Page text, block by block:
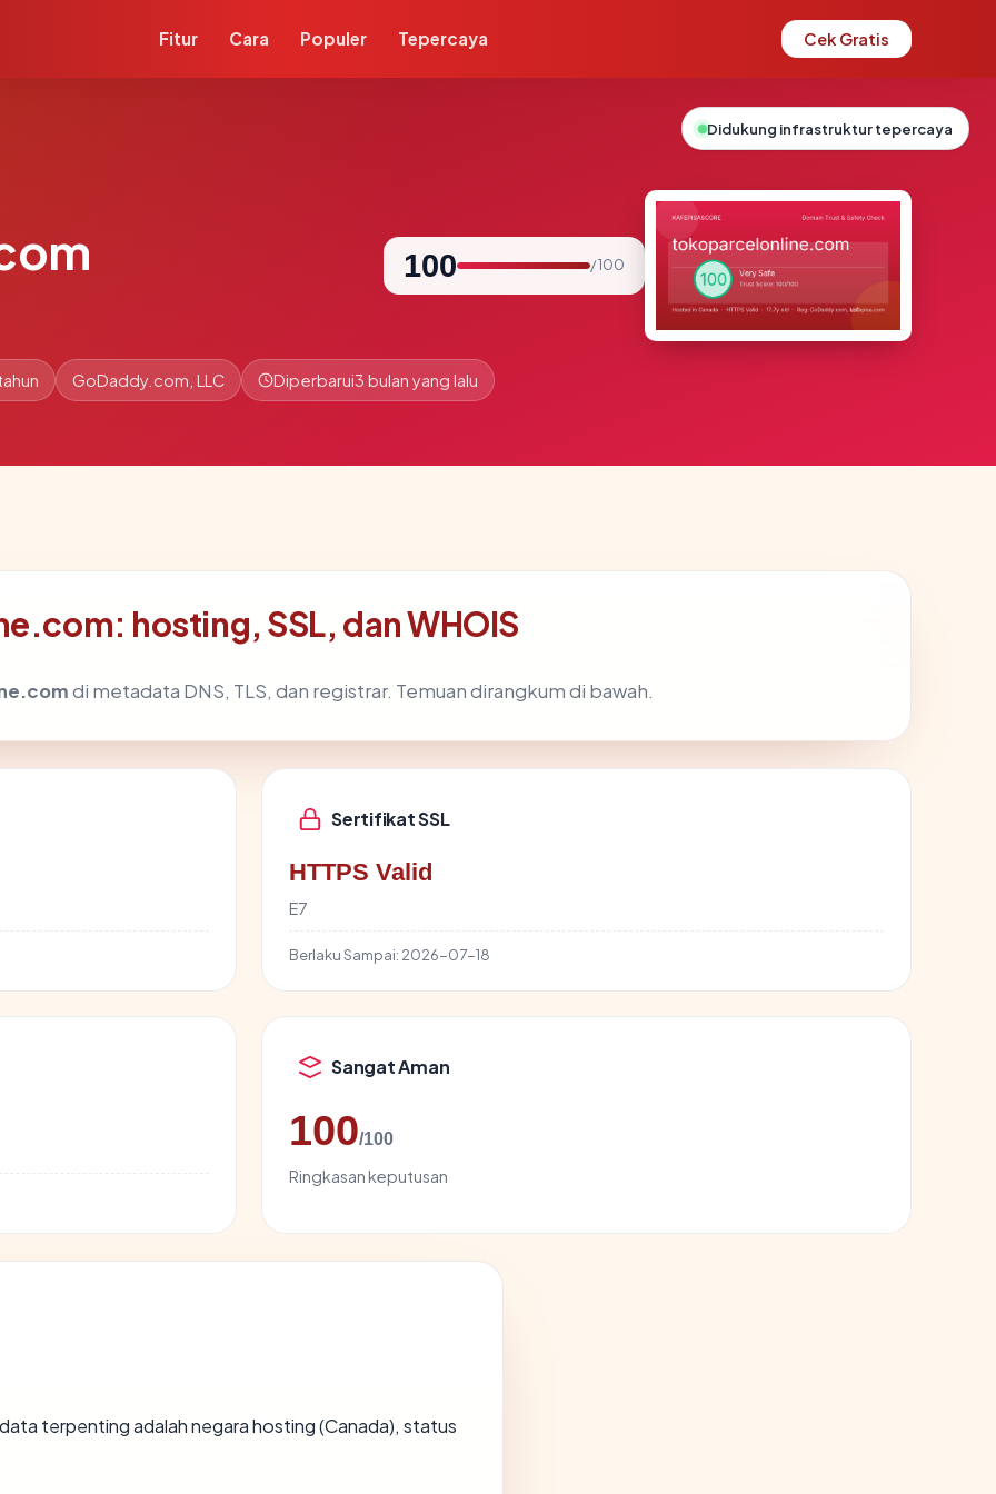
Fitur Cara Populer Tepercaya Cek Gratis
100 / 100
GoDaddy.com, LLC Diperbarui3 bulan yang lalu
hosting, SSL, dan WHOIS
di metadata DNS, TLS, dan registrar. Temuan dirangkum di bawah.
Sertifikat SSL
HTTPS Valid
E7
Berlaku Sampai: 2026-07-18
Sangat Aman
100/100
Ringkasan keputusan
terpenting adalah negara hosting (Canada), status
Didukung infrastruktur tepercaya